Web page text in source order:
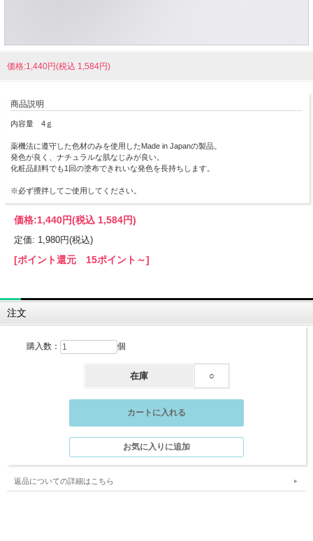
価格:1,440円(税込 1,584円)
商品説明
内容量 4ｇ
薬機法に遵守した色材のみを使用したMade in Japanの製品。
発色が良く、ナチュラルな肌なじみが良い。
化粧品顔料でも1回の塗布できれいな発色を長持ちします。
※必ず攪拌してご使用してください。
価格:1,440円(税込 1,584円)
定価: 1,980円(税込)
[ポイント還元 15ポイント～]
注文
購入数： 個
在庫 ○
返品についての詳細はこちら